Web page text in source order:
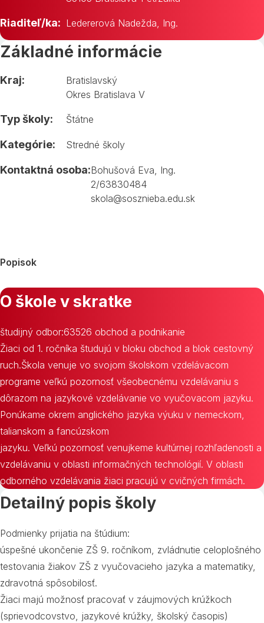
Riaditeľ/ka: Ledererová Nadežda, Ing.
Základné informácie
Kraj:
Bratislavský
Okres Bratislava V
Typ školy: Štátne
Kategórie: Stredné školy
Kontaktná osoba:Bohušová Eva, Ing.
2/63830484
skola@sosznieba.edu.sk
Popisok
O škole v skratke
študijný odbor:63526 obchod a podnikanie
Žiaci od 1. ročníka študujú v bloku obchod a blok cestovný
ruch.Škola venuje vo svojom školskom vzdelávacom
programe veľkú pozornosť všeobecnému vzdelávaniu s
dôrazom na jazykové vzdelávanie vo vyučovacom jazyku.
Ponúkame okrem anglického jazyka výuku v nemeckom,
talianskom a fancúzskom
jazyku. Veľkú pozornosť venujkeme kultúrnej rozhľadenosti a
vzdelávaniu v oblasti informačných technológií. V oblasti
odborného vzdelávania žiaci pracujú v cvičných firmách.
Detailný popis školy
Podmienky prijatia na štúdium:
úspešné ukončenie ZŠ 9. ročníkom, zvládnutie celoplošného
testovania žiakov ZŠ z vyučovacieho jazyka a matematiky,
zdravotná spôsobilosť.
Žiaci majú možnosť pracovať v záujmových krúžkoch
(sprievodcovstvo, jazykové krúžky, školský časopis)